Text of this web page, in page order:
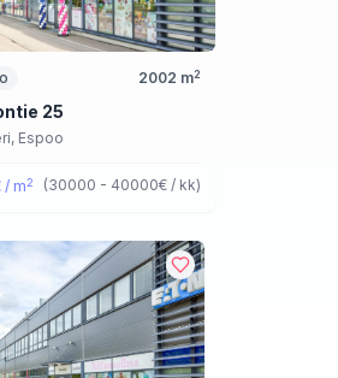
2002 m2
25
Espoo
/ m2 (30000 - 40000€ / kk)